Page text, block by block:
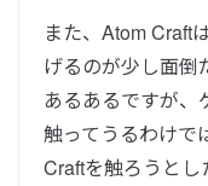
また、Atom Craft
げるのが少し面倒
あるあるですが、
触ってうるわけで
Craftを触ろうと